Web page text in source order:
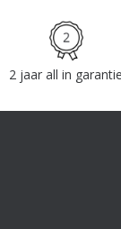
2 jaar all in garantie